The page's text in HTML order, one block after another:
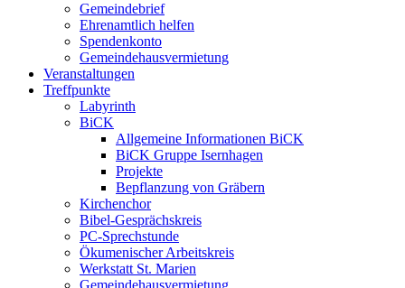
Gemeindebrief
Ehrenamtlich helfen
Spendenkonto
Gemeindehausvermietung
Veranstaltungen
Treffpunkte
Labyrinth
BiCK
Allgemeine Informationen BiCK
BiCK Gruppe Isernhagen
Projekte
Bepflanzung von Gräbern
Kirchenchor
Bibel-Gesprächskreis
PC-Sprechstunde
Ökumenischer Arbeitskreis
Werkstatt St. Marien
Gemeindehausvermietung